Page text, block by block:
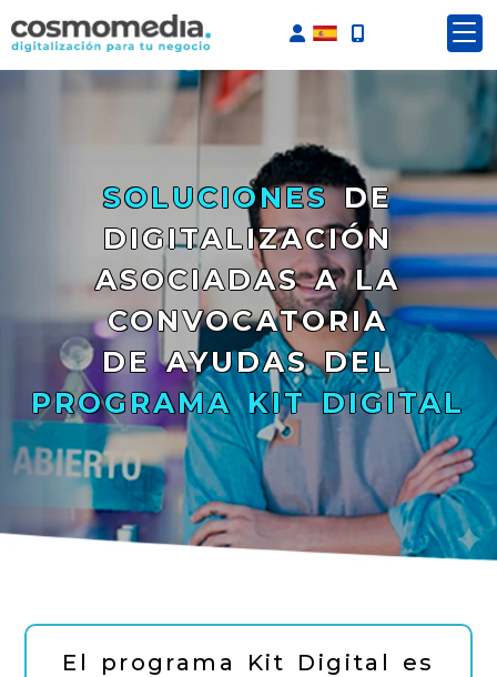
Identifícate
SOLUCIONESDE
DIGITALIZACIÓN
ASOCIADAS A LA
CONVOCATORIA
DE AYUDAS DEL
PROGRAMA KIT DIGITAL
El programa Kit Digital es